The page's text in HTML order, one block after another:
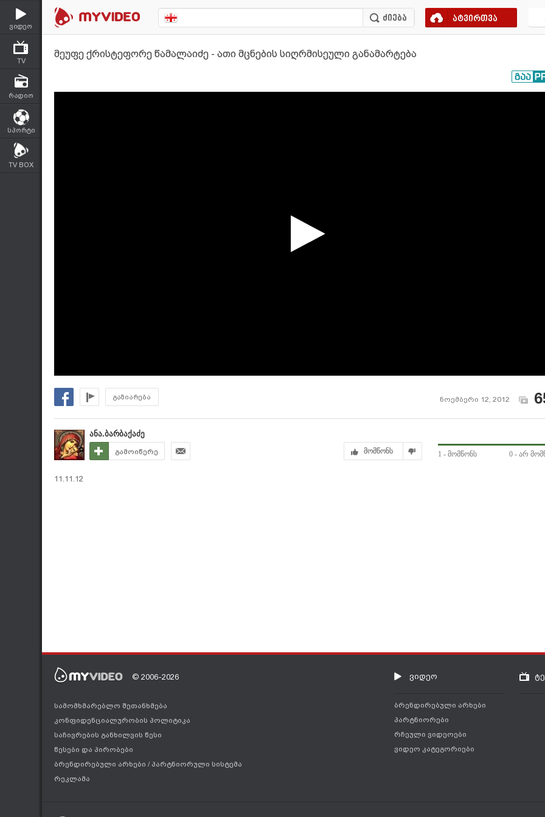
ვიდეო
TV
რადიო
სპორტი
TV BOX
ატვირთვა
მეუფე ქრისტეფორე წამალაიძე - ათი მცნების სიღრმისეული განამარტება
გაზიარება ნოემბერი 12, 2012
ანა.ბარბაქაძე
გამოიწერე მომწონს 1 - მომწონს 0 - არ
11.11.12
© 2006-2026
სამომხმარებლო შეთანხმება
კონფიდენციალურობის პოლიტიკა
საჩივრების განხილვის წესი
წესები და პირობები
ბრენდირებული არხები / პარტნიორული სისტემა
რეკლამა
ვიდეო
ბრენდირებული არხები
პარტნიორები
რჩეული ვიდეოები
ვიდეო კატეგორიები